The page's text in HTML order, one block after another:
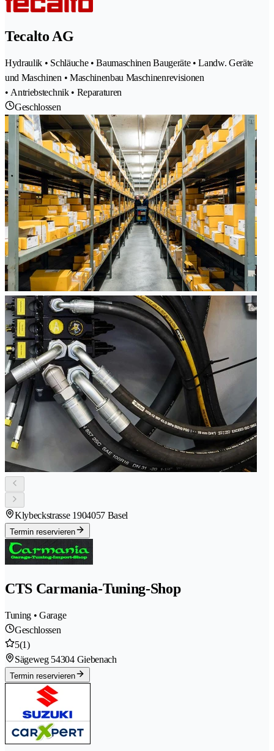
Tecalto AG
Hydraulik • Schläuche • Baumaschinen Baugeräte • Landw. Geräte
und Maschinen • Maschinenbau Maschinenrevisionen
• Antriebstechnik • Reparaturen
Geschlossen
Klybeckstrasse 1904057 Basel
Termin reservieren
CTS Carmania-Tuning-Shop
Tuning • Garage
Geschlossen
5(1)
Sägeweg 54304 Giebenach
Termin reservieren